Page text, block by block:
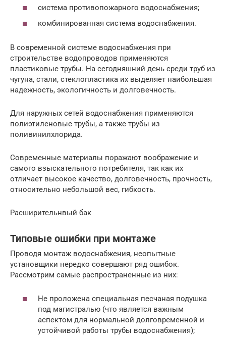
система противопожарного водоснабжения;
комбинированная система водоснабжения.
В современной системе водоснабжения при
строительстве водопроводов применяются
пластиковые трубы. На сегодняшний день среди труб из
чугуна, стали, стеклопластика их выделяет наибольшая
надежность, экологичность и долговечность.
Для наружных сетей водоснабжения применяются
полиэтиленовые трубы, а также трубы из
поливинилхлорида.
Современные материалы поражают воображение и
самого взыскательного потребителя, так как их
отличает высокое качество, долговечность, прочность,
относительно небольшой вес, гибкость.
Расширительнвый бак
Типовые ошибки при монтаже
Проводя монтаж водоснабжения, неопытные
установщики нередко совершают ряд ошибок.
Рассмотрим самые распространенные из них:
Не проложена специальная песчаная подушка
под магистралью (что является важным
аспектом для нормальной долговременной и
устойчивой работы трубы водоснабжения);